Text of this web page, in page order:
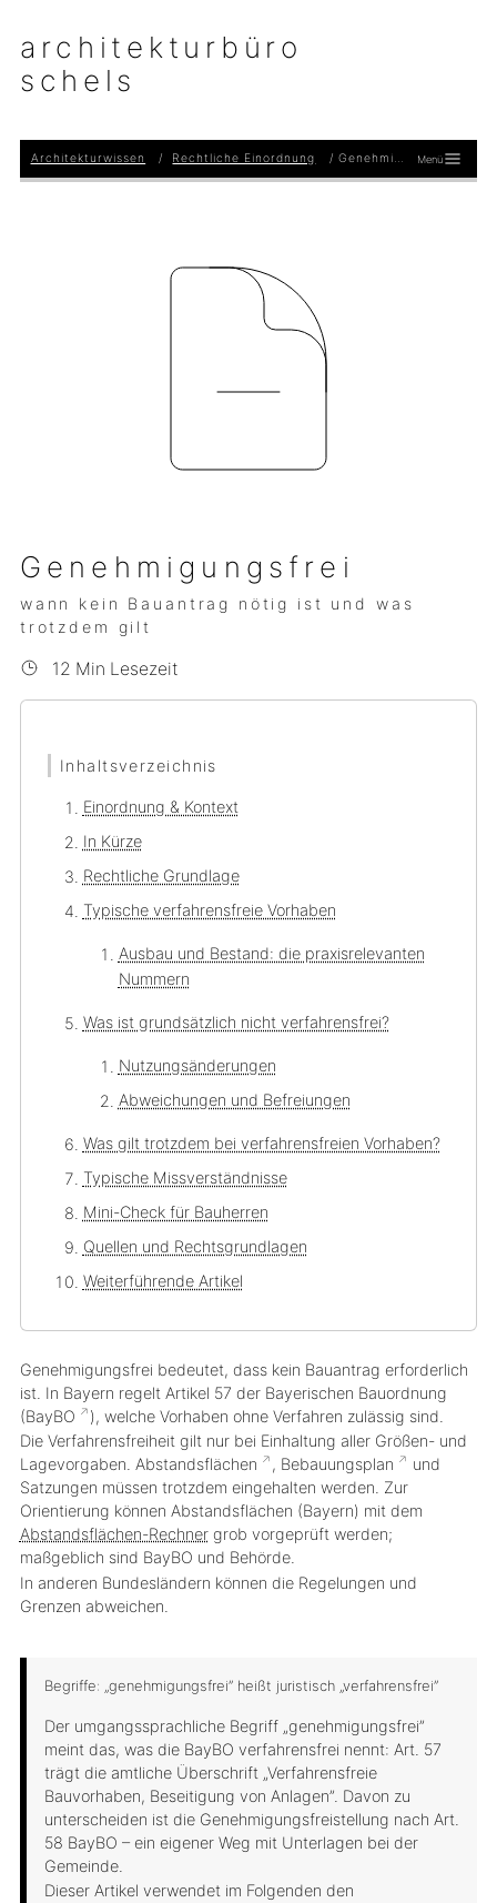
architekturbüro
schels
Architekturwissen Rechtliche Einordnung Genehmigungsfrei Menü
Genehmigungsfrei
wann kein Bauantrag nötig ist und was
trotzdem gilt
12 Min Lesezeit
Inhaltsverzeichnis
Einordnung & Kontext
In Kürze
Rechtliche Grundlage
Typische verfahrensfreie Vorhaben
Ausbau und Bestand: die praxisrelevanten
Nummern
Was ist grundsätzlich nicht verfahrensfrei?
Nutzungsänderungen
Abweichungen und Befreiungen
Was gilt trotzdem bei verfahrensfreien Vorhaben?
Typische Missverständnisse
Mini-Check für Bauherren
Quellen und Rechtsgrundlagen
Weiterführende Artikel
Genehmigungsfrei bedeutet, dass kein Bauantrag erforderlich
ist. In Bayern regelt Artikel 57 der Bayerischen Bauordnung
(BayBO ) , welche Vorhaben ohne Verfahren zulässig sind.
Die Verfahrensfreiheit gilt nur bei Einhaltung aller Größen- und
Lagevorgaben. Abstandsflächen , Bebauungsplan
und
Satzungen müssen trotzdem eingehalten werden. Zur
Orientierung können Abstandsflächen (Bayern) mit dem
Abstandsflächen-Rechnergrob vorgeprüft werden;
maßgeblich sind BayBO und Behörde.
In anderen Bundesländern können die Regelungen und
Grenzen abweichen.
Begriffe: „genehmigungsfrei” heißt juristisch „verfahrensfrei”
Der umgangssprachliche Begriff „genehmigungsfrei”
meint das, was die BayBO verfahrensfrei nennt: Art. 57
trägt die amtliche Überschrift „Verfahrensfreie
Bauvorhaben, Beseitigung von Anlagen”. Davon zu
unterscheiden ist die Genehmigungsfreistellung nach Art.
58 BayBO – ein eigener Weg mit Unterlagen bei der
Gemeinde.
Dieser Artikel verwendet im Folgenden den